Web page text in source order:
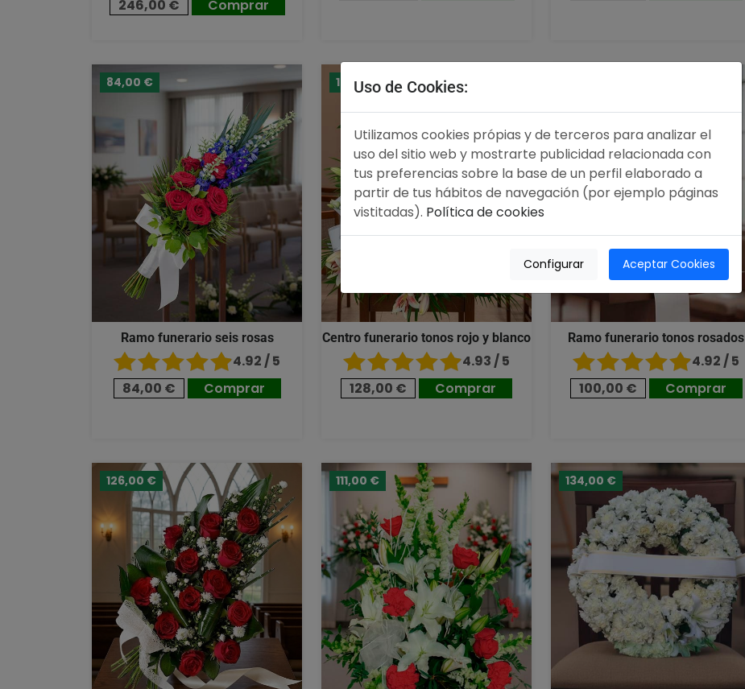
246,00 €
Comprar
84,00 €
Ramo funerario seis rosas
4.92 / 5
84,00 €
Comprar
128,00 €
Centro funerario tonos rojo y blanco
4.93 / 5
128,00 €
Comprar
Ramo funerario tonos rosados
4.92 / 5
100,00 €
Comprar
126,00 € 111,00 € 134,00 €
Uso de Cookies:
Utilizamos cookies própias y de terceros para analizar el
uso del sitio web y mostrarte publicidad relacionada con
tus preferencias sobre la base de un perfil elaborado a
partir de tus hábitos de navegación (por ejemplo páginas
vistitadas). Política de cookies
Configurar Aceptar Cookies